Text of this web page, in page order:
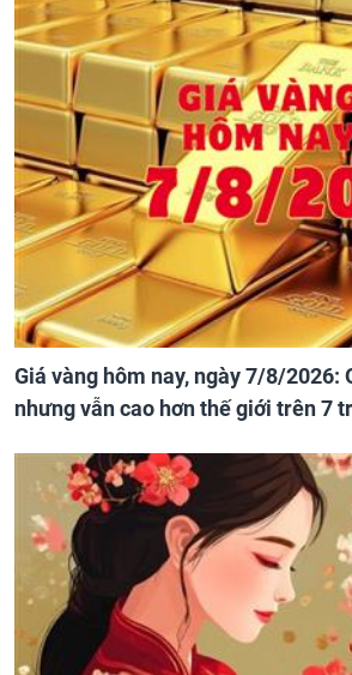
Giá vàng hôm nay, ngày 7/8/2026:
nhưng vẫn cao hơn thế giới trên 7